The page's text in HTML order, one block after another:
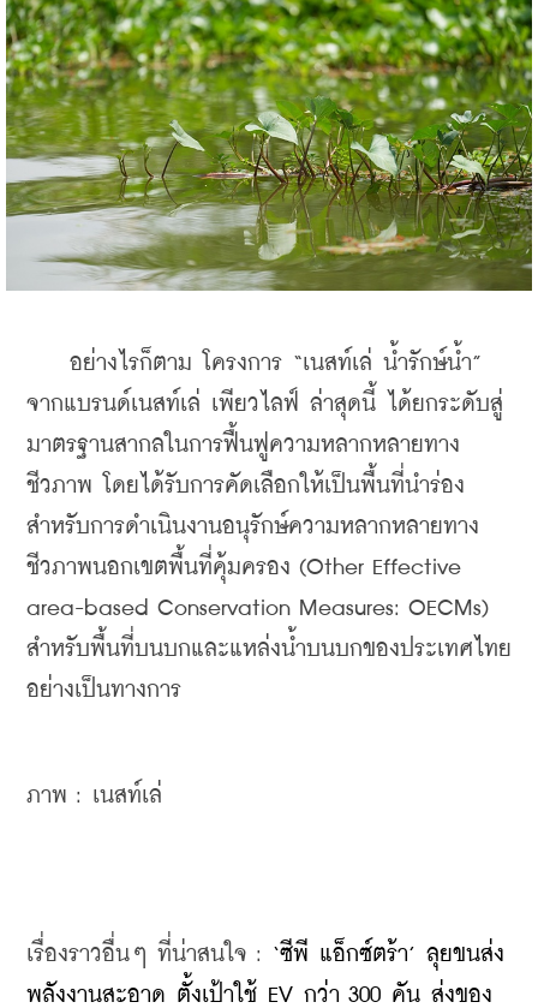
อย่างไรก็ตาม โครงการ “เนสท์เล่ น้ำรักษ์น้ำ”
จากแบรนด์เนสท์เล่ เพียวไลฟ์ ล่าสุดนี้ ได้ยกระดับสู่
มาตรฐานสากลในการฟื้นฟูความหลากหลายทาง
ชีวภาพ โดยได้รับการคัดเลือกให้เป็นพื้นที่นำร่อง
สำหรับการดำเนินงานอนุรักษ์ความหลากหลายทาง
ชีวภาพนอกเขตพื้นที่คุ้มครอง (Other Effective
area-based Conservation Measures: OECMs)
สำหรับพื้นที่บนบกและแหล่งน้ำบนบกของประเทศไทย
อย่างเป็นทางการ
ภาพ : เนสท์เล่
เรื่องราวอื่นๆ ที่น่าสนใจ : ‘ซีพี แอ็กซ์ตร้า’ ลุยขนส่ง
พลังงานสะอาด ตั้งเป้าใช้ EV กว่า 300 คัน ส่งของ